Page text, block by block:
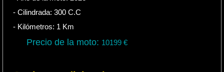
- Cilindrada: 300 C.C
- Kilómetros: 1 Km
Precio de la moto: 10199€